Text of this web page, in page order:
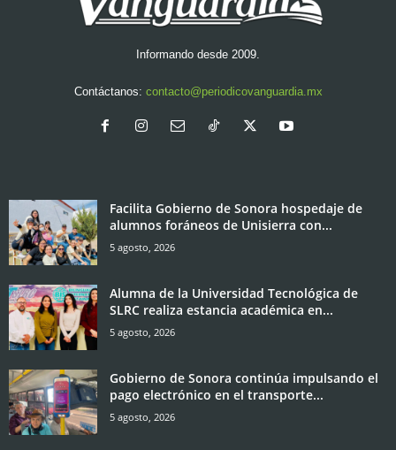
Informando desde 2009.
Contáctanos: contacto@periodicovanguardia.mx
Facilita Gobierno de Sonora hospedaje de
alumnos foráneos de Unisierra con...
5 agosto, 2026
Alumna de la Universidad Tecnológica de
SLRC realiza estancia académica en...
5 agosto, 2026
Gobierno de Sonora continúa impulsando el
pago electrónico en el transporte...
5 agosto, 2026